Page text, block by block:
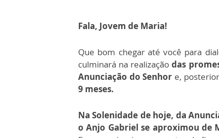
Fala, Jovem de Maria!
Que bom chegar até você para
culminará na realizaçãodas
Anunciação do Senhor e,
9 meses.
Na Solenidade de hoje, da
o Anjo Gabriel se aproximou de